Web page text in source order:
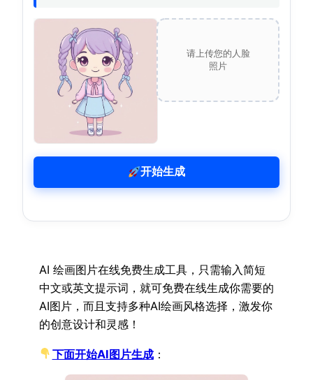
请上传您的人脸
照片
开始生成
AI 绘画图片在线免费生成工具，只需输入简短
中文或英文提示词，就可免费在线生成你需要的
AI图片，而且支持多种AI绘画风格选择，激发你
的创意设计和灵感！
下面开始AI图片生成：